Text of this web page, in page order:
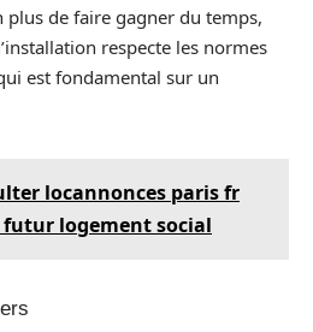
plus de faire gagner du temps,
respecte les normes
est fondamental sur un
locannonces paris fr
logement social